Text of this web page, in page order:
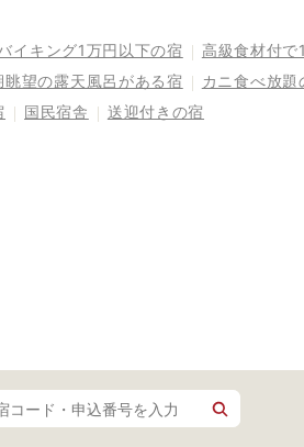
イキング1万円以下の宿
高級食材付で
眺望の露天風呂がある宿
カニ食べ放題
国民宿舎 送迎付きの宿